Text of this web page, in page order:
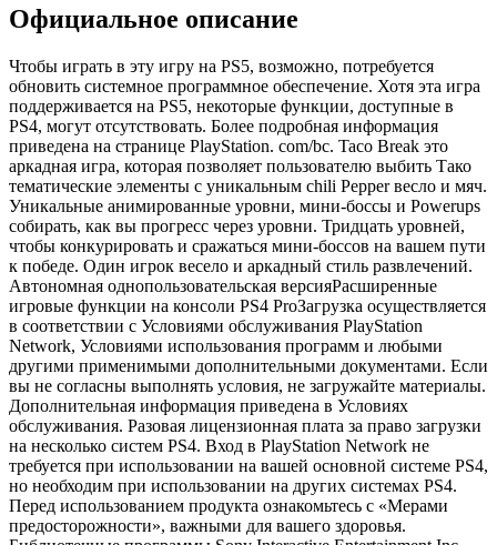
Официальное описание
Чтобы играть в эту игру на PS5, возможно, потребуется
обновить системное программное обеспечение. Хотя эта игра
поддерживается на PS5, некоторые функции, доступные в
PS4, могут отсутствовать. Более подробная информация
приведена на странице PlayStation. com/bc. Taco Break это
аркадная игра, которая позволяет пользователю выбить Тако
тематические элементы с уникальным chili Pepper весло и мяч.
Уникальные анимированные уровни, мини-боссы и Powerups
собирать, как вы прогресс через уровни. Тридцать уровней,
чтобы конкурировать и сражаться мини-боссов на вашем пути
к победе. Один игрок весело и аркадный стиль развлечений.
Автономная однопользовательская версияРасширенные
игровые функции на консоли PS4 ProЗагрузка осуществляется
в соответствии с Условиями обслуживания PlayStation
Network, Условиями использования программ и любыми
другими применимыми дополнительными документами. Если
вы не согласны выполнять условия, не загружайте материалы.
Дополнительная информация приведена в Условиях
обслуживания. Разовая лицензионная плата за право загрузки
на несколько систем PS4. Вход в PlayStation Network не
требуется при использовании на вашей основной системе PS4,
но необходим при использовании на других системах PS4.
Перед использованием продукта ознакомьтесь с «Мерами
предосторожности», важными для вашего здоровья.